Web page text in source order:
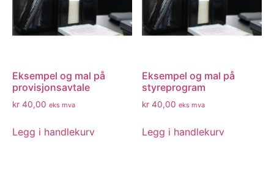
Eksempel og mal på
provisjonsavtale
kr 40,00 eks mva
Legg i handlekurv
Eksempel og mal på
styreprogram
kr 40,00 eks mva
Legg i handlekurv